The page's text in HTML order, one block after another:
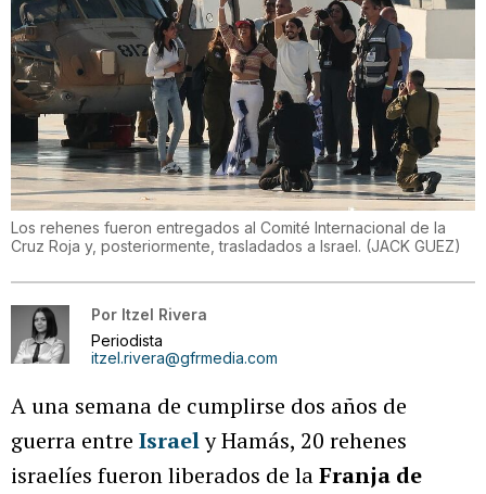
Los rehenes fueron entregados al Comité Internacional de la
Cruz Roja y, posteriormente, trasladados a Israel. (JACK GUEZ)
Por Itzel Rivera
Periodista
itzel.rivera@gfrmedia.com
A una semana de cumplirse dos años de
guerra entre Israely Hamás, 20 rehenes
israelíes fueron liberados de laFranja de